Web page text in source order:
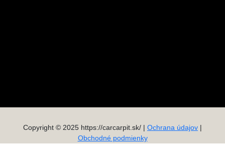
Copyright © 2025 https://carcarpit.sk/ | Ochrana údajov |
Obchodné podmienky